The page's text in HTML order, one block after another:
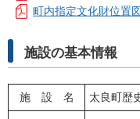
町内指定文化財位置
施設の基本情報
施 設 名 太良町歴